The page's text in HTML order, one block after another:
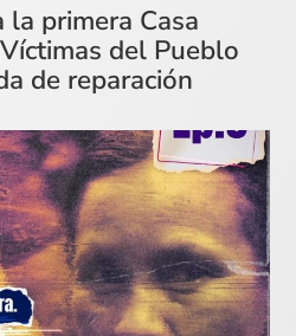
primera Casa
del Pueblo
de reparación